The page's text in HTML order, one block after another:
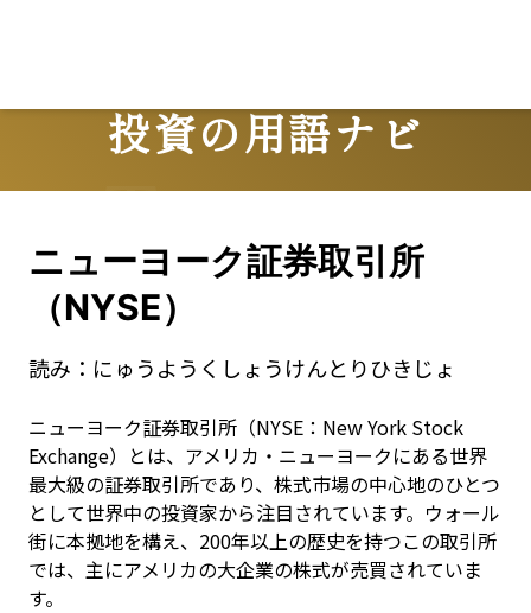
投資の用語ナビ
Terms
ニューヨーク証券取引所
（NYSE）
読み： にゅうようくしょうけんとりひきじょ
ニューヨーク証券取引所（NYSE：New York Stock
Exchange）とは、アメリカ・ニューヨークにある世界
最大級の証券取引所であり、株式市場の中心地のひとつ
として世界中の投資家から注目されています。ウォール
街に本拠地を構え、200年以上の歴史を持つこの取引所
では、主にアメリカの大企業の株式が売買されていま
す。